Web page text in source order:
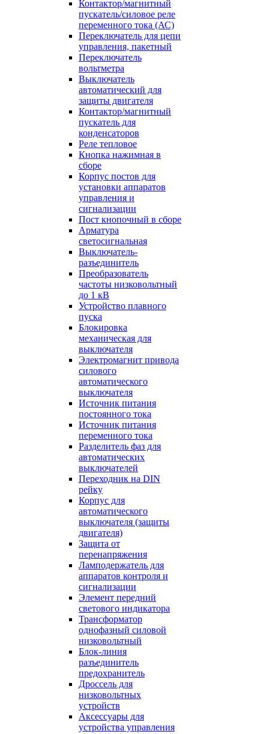
Контактор/магнитный
пускатель/силовое реле
переменного тока (АС)
Переключатель для цепи
управления, пакетный
Переключатель
вольтметра
Выключатель
автоматический для
защиты двигателя
Контактор/магнитный
пускатель для
конденсаторов
Реле тепловое
Кнопка нажимная в
сборе
Корпус постов для
установки аппаратов
управления и
сигнализации
Пост кнопочный в сборе
Арматура
светосигнальная
Выключатель-
разъединитель
Преобразователь
частоты низковольтный
до 1 кВ
Устройство плавного
пуска
Блокировка
механическая для
выключателя
Электромагнит привода
силового
автоматического
выключателя
Источник питания
постоянного тока
Источник питания
переменного тока
Разделитель фаз для
автоматических
выключателей
Переходник на DIN
рейку
Корпус для
автоматического
выключателя (защиты
двигателя)
Защита от
перенапряжения
Ламподержатель для
аппаратов контроля и
сигнализации
Элемент передний
светового индикатора
Трансформатор
однофазный силовой
низковольтный
Блок-линия
разъединитель
предохранитель
Дроссель для
низковольтных
устройств
Аксессуары для
устройства управления